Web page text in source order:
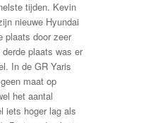
tijden. Kevin
nieuwe Hyundai
plaats door zeer
plaats was er
In de GR Yaris
maat op
het aantal
iets hoger lag als